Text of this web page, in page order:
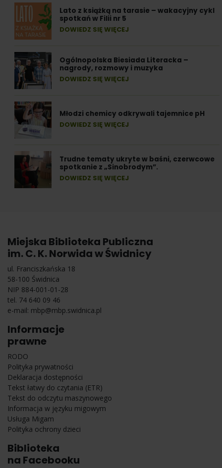
Lato z książką na tarasie – wakacyjny cykl
spotkań w Filii nr 5
DOWIEDZ SIĘ WIĘCEJ
Ogólnopolska Biesiada Literacka –
nagrody, rozmowy i muzyka
DOWIEDZ SIĘ WIĘCEJ
Młodzi chemicy odkrywali tajemnice pH
DOWIEDZ SIĘ WIĘCEJ
Trudne tematy ukryte w baśni, czerwcowe
spotkanie z „Sinobrodym”.
DOWIEDZ SIĘ WIĘCEJ
Miejska Biblioteka Publiczna
im. C. K. Norwida w Świdnicy
ul. Franciszkańska 18
58-100 Świdnica
NIP 884-001-01-28
tel. 74 640 09 46
e-mail: mbp@mbp.swidnica.pl
Informacje
prawne
RODO
Polityka prywatności
Deklaracja dostępności
Tekst łatwy do czytania (ETR)
Tekst do odczytu maszynowego
Informacja w języku migowym
Usługa Migam
Polityka ochrony dzieci
Biblioteka
na Facebooku